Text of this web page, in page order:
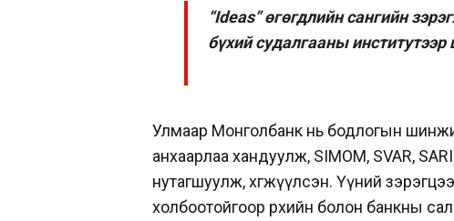
“Ideas” өгөгдлийн сангийн
бүхий судалгааны
Улмаар Монголбанк нь бодлогын
анхаарлаа хандуулж, SIMOM, SVAR,
нутагшуулж, хөгжүүлсэн. Үүний
холбоотойгоор өрхийн болон банкны